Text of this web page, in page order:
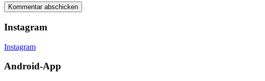
Instagram
Instagram
Android-App